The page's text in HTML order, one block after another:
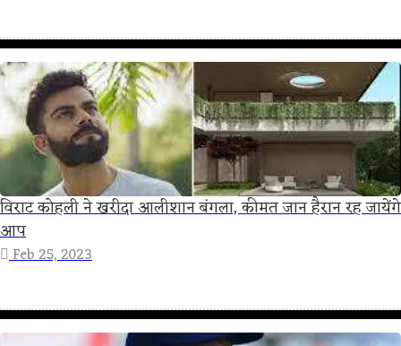
विराट कोहली ने खरीदा आलीशान बंगला, कीमत जान हैरान रह जायेंगे
आप
Feb 25, 2023